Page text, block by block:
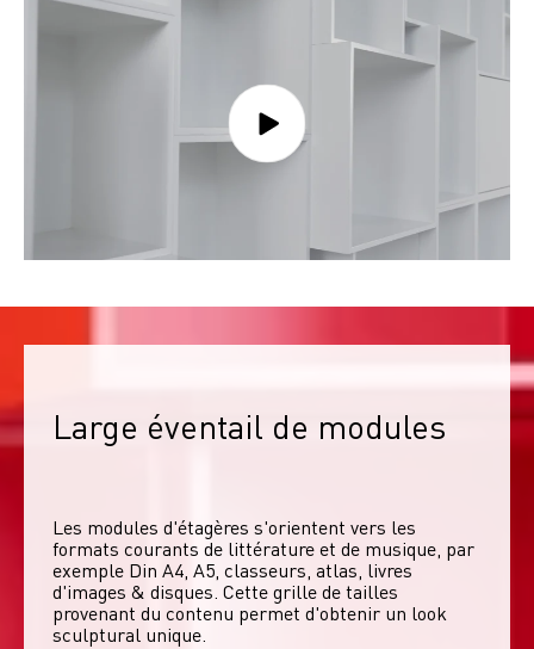
Large éventail de modules
Les modules d'étagères s'orientent vers les
formats courants de littérature et de musique, par
exemple Din A4, A5, classeurs, atlas, livres
d'images & disques. Cette grille de tailles
provenant du contenu permet d'obtenir un look
sculptural unique.